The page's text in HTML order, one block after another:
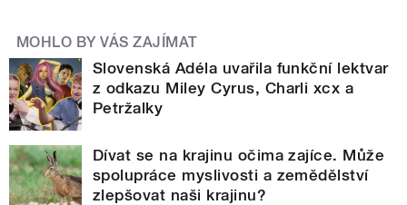
MOHLO BY VÁS ZAJÍMAT
Slovenská Adéla uvařila funkční lektvar
z odkazu Miley Cyrus, Charli xcx a
Petržalky
Dívat se na krajinu očima zajíce. Může
spolupráce myslivosti a zemědělství
zlepšovat naši krajinu?